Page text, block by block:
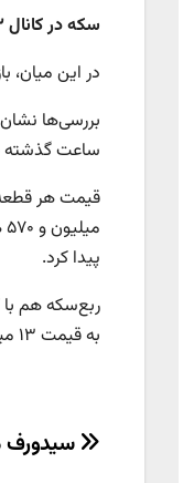
سکهدر کانال ۷۳ میلیون تومان قرار گرفت
در این میان، بازار سکه در حالی
ساعت گذشته یک میلیون و ۲۰۵
پیدا کرد.
به قیمت ۱۳ میلیون و ۹۰۰ هزار تومان دیده می‌شود.
راهبری
سیدورف